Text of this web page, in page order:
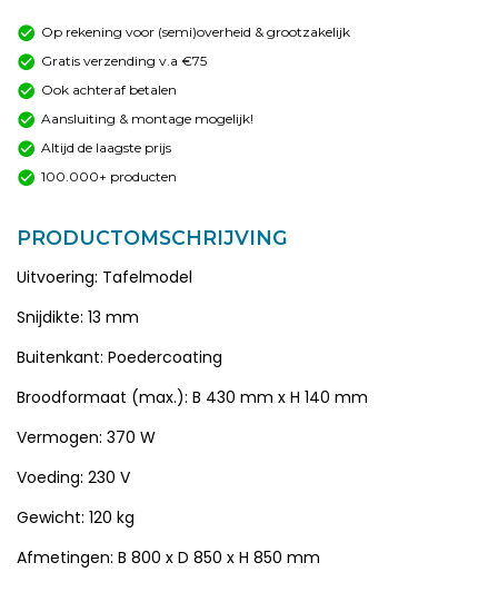
Op rekening voor (semi)overheid & grootzakelijk
Gratis verzending v.a €75
Ook achteraf betalen
Aansluiting & montage mogelijk!
Altijd de laagste prijs
100.000+ producten
PRODUCTOMSCHRIJVING
Uitvoering: Tafelmodel
Snijdikte: 13 mm
Buitenkant: Poedercoating
Broodformaat (max.): B 430 mm x H 140 mm
Vermogen: 370 W
Voeding: 230 V
Gewicht: 120 kg
Afmetingen: B 800 x D 850 x H 850 mm